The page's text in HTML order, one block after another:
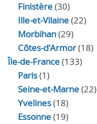
Finistère(30)
Ille-et-Vilaine(22)
Morbihan(29)
Côtes-d'Armor(18)
Île-de-France(133)
Paris(1)
Seine-et-Marne(22)
Yvelines(18)
Essonne(19)